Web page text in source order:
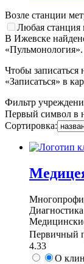
Возле станции
Любая станция
В Ижевске
«Пульмонология».
Чтобы записаться
«Записаться» в
Фильтр
Первый символ в
Сортировка:
Первичный
4.33
О